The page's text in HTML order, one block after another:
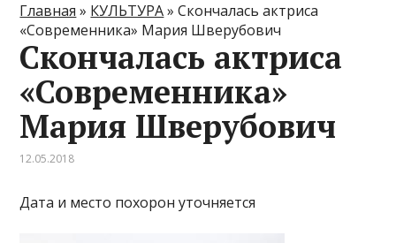
Главная » КУЛЬТУРА»Скончалась актриса
«Современника» Мария Шверубович
Скончалась актриса
«Современника»
Мария Шверубович
12.05.2018
Дата и место похорон уточняется